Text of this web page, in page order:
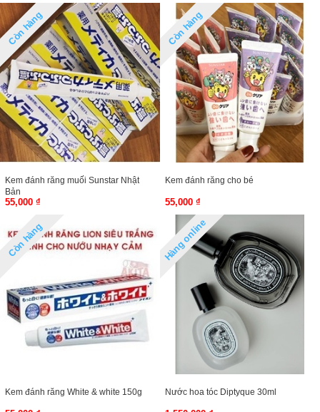
Còn hàng
Kem đánh răng muối Sunstar Nhật
Bản
55,000 ₫
Còn hàng
Kem đánh răng cho bé
55,000 ₫
Còn hàng
Kem đánh răng White & white 150g
Hàng online
Nước hoa tóc Diptyque 30ml